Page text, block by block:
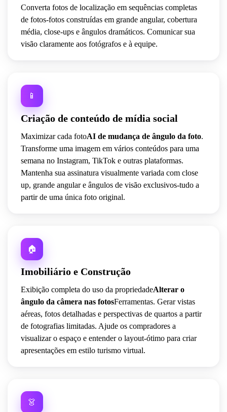
Converta fotos de localização em sequências completas
de fotos-fotos construídas em grande angular, cobertura
média, close-ups e ângulos dramáticos. Comunicar sua
visão claramente aos fotógrafos e à equipe.
📱
Criação de conteúdo de mídia social
Maximizar cada fotoAI de mudança de ângulo da foto.
Transforme uma imagem em vários conteúdos para uma
semana no Instagram, TikTok e outras plataformas.
Mantenha sua assinatura visualmente variada com close
up, grande angular e ângulos de visão exclusivos-tudo a
partir de uma única foto original.
🏠
Imobiliário e Construção
Exibição completa do uso da propriedadeAlterar o
ângulo da câmera nas fotosFerramentas. Gerar vistas
aéreas, fotos detalhadas e perspectivas de quartos a partir
de fotografias limitadas. Ajude os compradores a
visualizar o espaço e entender o layout-ótimo para criar
apresentações em estilo turismo virtual.
👗